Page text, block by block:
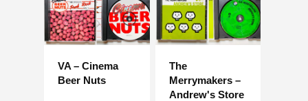
VA – Cinema
Beer Nuts
The
Merrymakers –
Andrew's Store